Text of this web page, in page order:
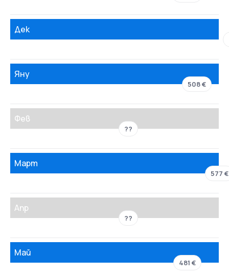
Дек
Яну
508 €
Фев
??
Март
577 €
Апр
??
Май
481 €